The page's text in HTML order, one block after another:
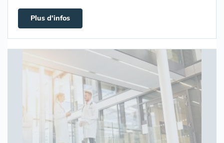
Plus d'infos